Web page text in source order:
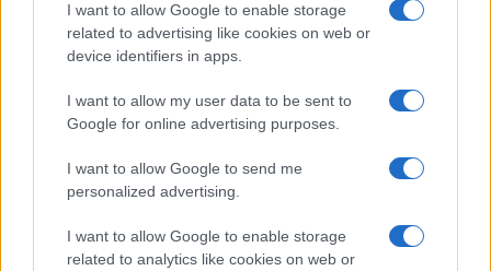
I want to allow Google to enable storage
related to advertising like cookies on web or
device identifiers in apps.
I want to allow my user data to be sent to
Google for online advertising purposes.
I want to allow Google to send me
personalized advertising.
I want to allow Google to enable storage
related to analytics like cookies on web or
Giovannimaria Cabras
Invia un Comunicato Stampa| Pubblicità Segnala